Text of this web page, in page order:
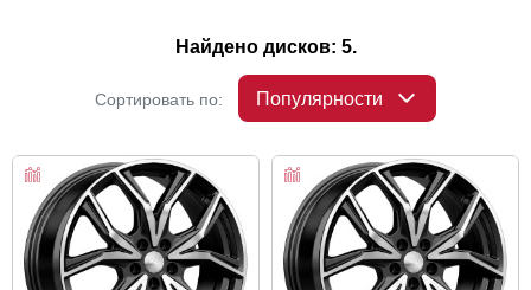
Найдено дисков: 5.
Сортировать по: Популярности